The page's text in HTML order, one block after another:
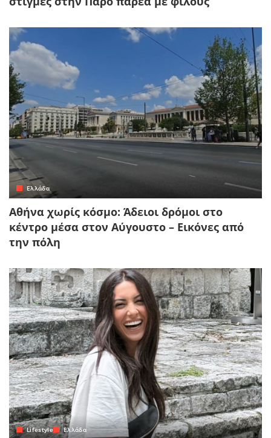
Ελλάδα
Αθήνα χωρίς κόσμο: Άδειοι δρόμοι στο
κέντρο μέσα στον Αύγουστο – Εικόνες από
την πόλη
Lifestyle Ελλάδα